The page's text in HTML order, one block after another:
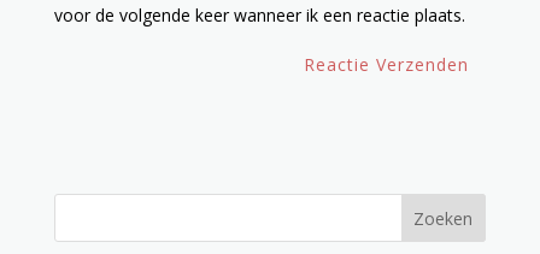
voor de volgende keer wanneer ik een reactie plaats.